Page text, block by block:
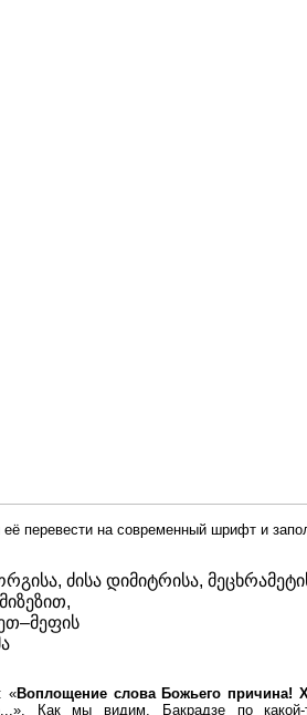
её перевести на современный шрифт и
ძისა დიმიტრისა,
«Воплощение слова Божьего причина!
...». Как мы видим, Бакрадзе по какой-